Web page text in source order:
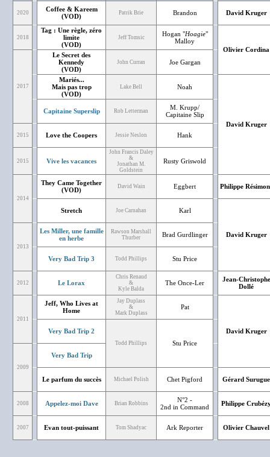
2020
Coffee & Kareem
(VOD)
Patrik Brie Brandon David Kruger
2018
Tag : Une règle, zéro
limite
(VOD)
Jeff Tomsic Hogan "Hoagie"
Malloy
Olivier Cordina
2017
Le Secret des
Kennedy
(VOD)
John Curran Joe Gargan
Mariés...
Mais pas trop
(VOD)
Lake Bell Noah
David Kruger
Capitaine Superslip Rob Letterman
M. Krupp/
Capitaine Slip
2015 Love the Coopers Jessie Neslon Hank
2015 Vive les vacances
John Francis Daley
&
Jonathan M.
Goldstein
Rusty Griswold
2014
They Came Together
(VOD)
David Wain Eggbert Philippe
Stretch Joe Carnahan Karl
David Kruger
2013
Les Miller, une famille
en herbe
Rawson Marshall
Thurber
Brad Gurdlinger
Very Bad Trip 3 Todd Phillips Stu Price
2012 Le Lorax
Chris Renaud
&
Kyle Balda
The Once-Ler
Jean-Christophe
Dollé
2011
Jeff, Who Lives at
Home
Jay Duplass
&
Mark Duplass
Pat
David Kruger
Very Bad Trip 2
Todd Phillips Stu Price
2009
Very Bad Trip
Le parfum du succès Michael Polish Chet Pigford Gérard Surugue
2008 Appelez-moi Dave Brian Robbins
N°2 -
2nd in Command
Philippe
2007 Evan tout-puissant Tom Shadyac Ark Reporter Olivier Chauvel